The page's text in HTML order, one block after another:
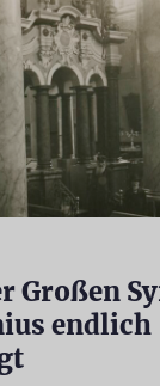
Großen
endlich